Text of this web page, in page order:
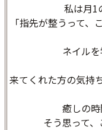
私は月1
「指先が整うって、
ネイル
来てくれた方の気持
癒しの
そう思って